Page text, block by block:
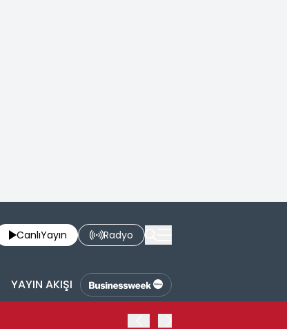
CanlıYayın Radyo
YAYIN AKIŞI